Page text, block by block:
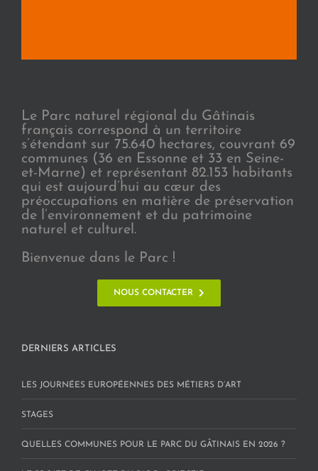
Le Parc naturel régional du Gâtinais
français correspond à un territoire
s’étendant sur 75.640 hectares, couvrant 69
communes (36 en Essonne et 33 en Seine-
et-Marne) et représentant 82.153 habitants
qui est aujourd’hui au cœur des
préoccupations en matière de préservation
de l’environnement et du patrimoine
naturel et culturel.
Bienvenue dans le Parc !
NOUS CONTACTER
DERNIERS ARTICLES
LES JOURNÉES EUROPÉENNES DES MÉTIERS D’ART
STAGES
QUELLES COMMUNES POUR LE PARC DU GÂTINAIS EN 2026 ?